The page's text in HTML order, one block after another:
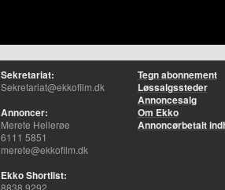
Sekretariat:
Sekretariat@ekkofilm.dk
Annoncer:
Merete Hellerøe
6111 5851
merete@ekkofilm.dk
Ekko Shortlist:
8838 9292
Tegn abonnement
Løssalgssteder
Annoncesalg
Om Ekko
Annoncørbetalt